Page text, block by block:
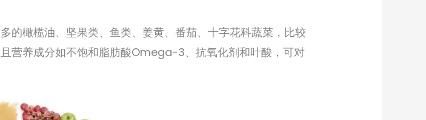
的橄榄油、坚果类、鱼类、姜黄、番茄、十字花科蔬菜，比较
营养成分如不饱和脂肪酸Omega-3、抗氧化剂和叶酸，可对